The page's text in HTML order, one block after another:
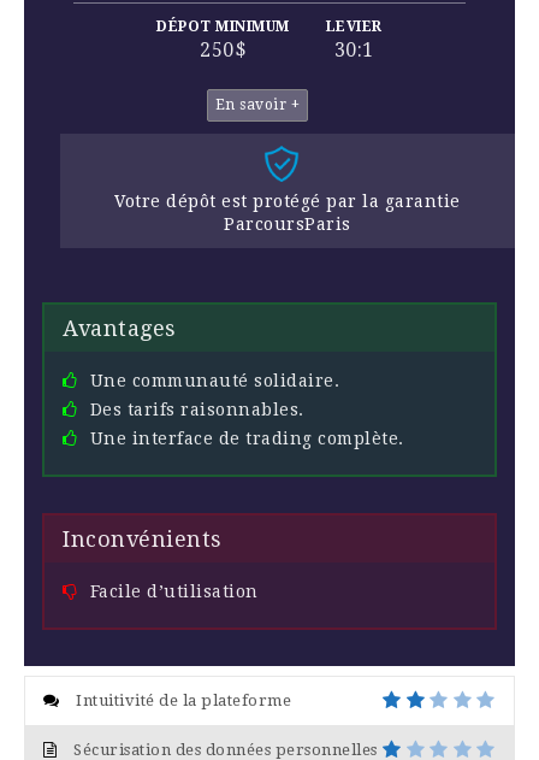
DÉPOT MINIMUM
250$
LEVIER
30:1
En savoir +
Votre dépôt est protégé par la garantie
ParcoursParis
Avantages
Une communauté solidaire.
Des tarifs raisonnables.
Une interface de trading complète.
Inconvénients
Facile d’utilisation
Intuitivité de la plateforme
Sécurisation des données personnelles